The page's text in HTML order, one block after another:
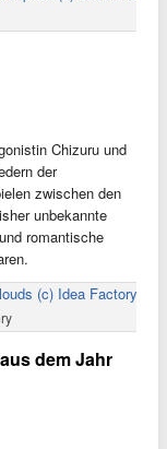
Chizuru und
der
zwischen den
unbekannte
romantische
dem Jahr